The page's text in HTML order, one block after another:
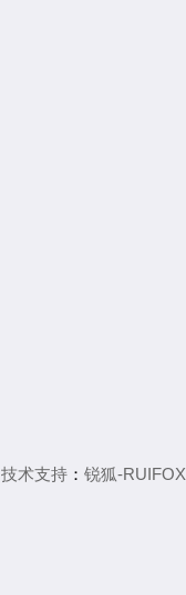
技术支持 ： 锐狐-RUIFOX